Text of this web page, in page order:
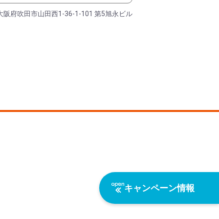
キャンペーン情報
阪府吹田市山田西1-36-1-101 第5旭永ビル